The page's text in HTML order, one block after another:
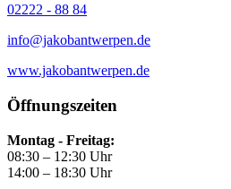
02222 - 88 84
info@jakobantwerpen.de
www.jakobantwerpen.de
Öffnungszeiten
Montag - Freitag:
08:30 – 12:30 Uhr
14:00 – 18:30 Uhr